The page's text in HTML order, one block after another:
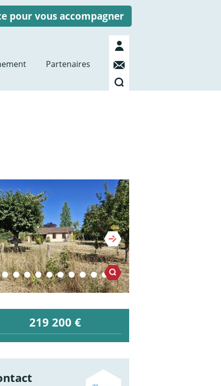
pour vous accompagner
Partenaires
Mon
compte
Contact
Recherche
219 200 €